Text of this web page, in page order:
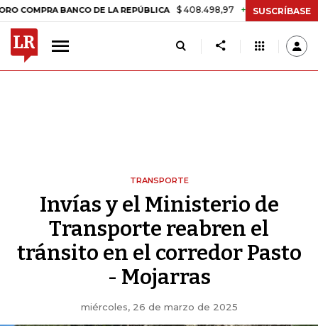
BANCO DE LA REPÚBLICA $ 408.498,97 +$ 8.753,81 +2,19%
SUSCRÍBASE
TRANSPORTE
Invías y el Ministerio de
Transporte reabren el
tránsito en el corredor Pasto
- Mojarras
miércoles, 26 de marzo de 2025